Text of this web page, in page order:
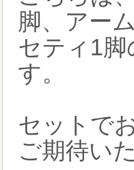
脚、アー
セティ1
す。
セットで
ご期待い